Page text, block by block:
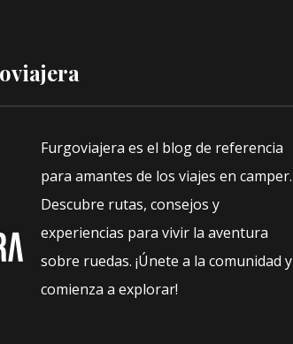
Furgoviajera es el blog de referencia
para amantes de los viajes en camper.
Descubre rutas, consejos y
experiencias para vivir la aventura
sobre ruedas. ¡Únete a la comunidad y
comienza a explorar!